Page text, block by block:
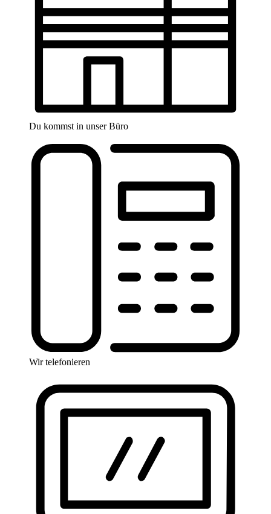
Du kommst in unser Büro
Wir telefonieren